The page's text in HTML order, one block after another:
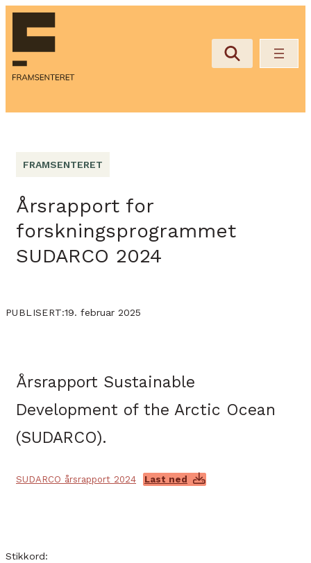
FRAMSENTERET
Årsrapport for
forskningsprogrammet
SUDARCO 2024
PUBLISERT:19. februar 2025
Årsrapport Sustainable
Development of the Arctic Ocean
(SUDARCO).
SUDARCO årsrapport 2024 Last ned
Stikkord: